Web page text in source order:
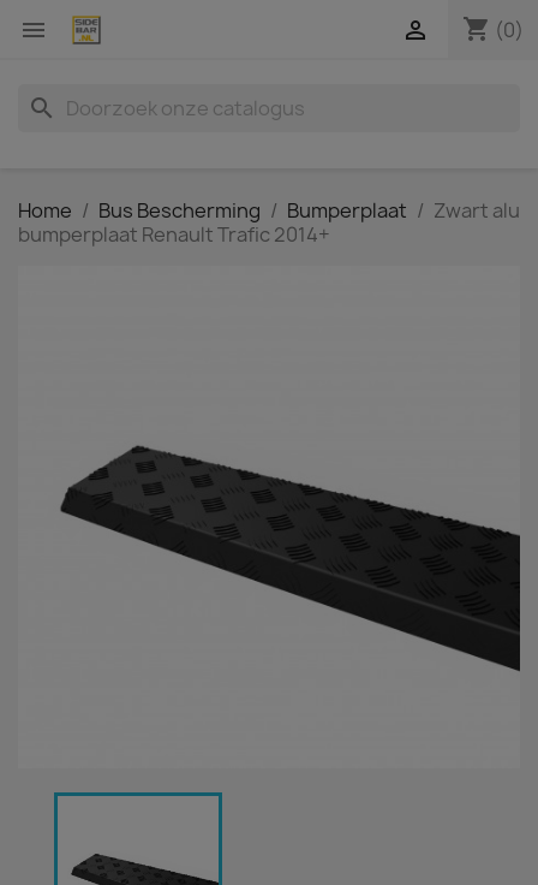
 shopping_cart (0)

search
Home Bus Bescherming Bumperplaat
Zwart alu
bumperplaat Renault Trafic 2014+